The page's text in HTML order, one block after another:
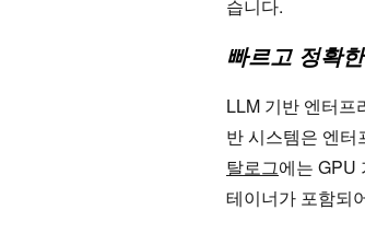
습니다.
빠르고 정확
LLM 기반 엔터프
반 시스템은 엔
탈로그에는 GPU
테이너가 포함되